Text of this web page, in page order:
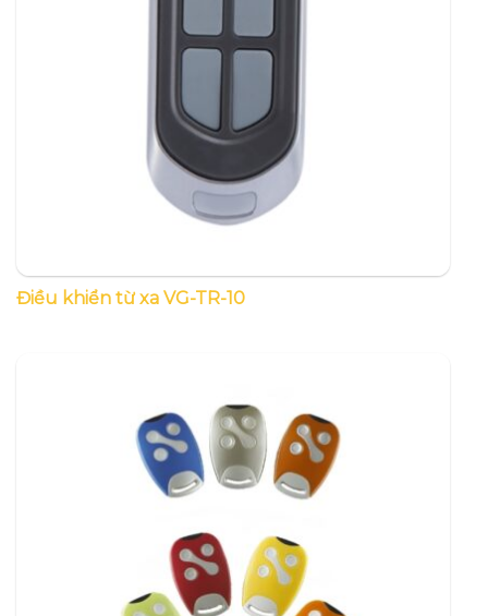
Điều khiển từ xa VG-TR-10